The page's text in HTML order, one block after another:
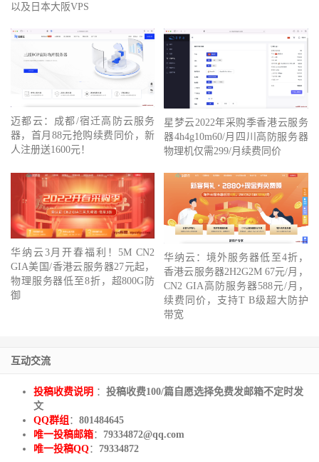
以及日本大阪VPS
迈都云：成都/宿迁高防云服务
器，首月88元抢购续费同价，新
人注册送1600元！
星梦云2022年采购季香港云服务
器4h4g10m60/月四川高防服务器
物理机仅需299/月续费同价
华纳云3月开春福利！5M CN2
GIA美国/香港云服务器27元起，
物理服务器低至8折，超800G防
御
华纳云：境外服务器低至4折，
香港云服务器2H2G2M 67元/月，
CN2 GIA高防服务器588元/月，
续费同价，支持T B级超大防护
带宽
互动交流
投稿收费说明 ： 投稿收费100/篇自愿选择免费发邮箱不定时发
文
QQ群组 ： 801484645
唯一投稿邮箱： 79334872@qq.com
唯一投稿QQ： 79334872